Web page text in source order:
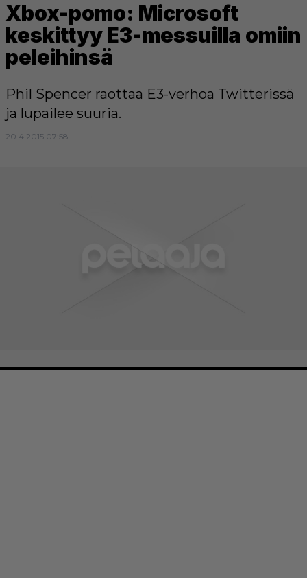
Xbox-pomo: Microsoft
keskittyy E3-messuilla omiin
peleihinsä
Phil Spencer raottaa E3-verhoa Twitterissä
ja lupailee suuria.
20.4.2015 07:58